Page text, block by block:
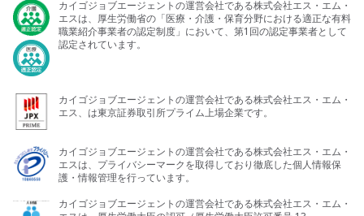
カイゴジョブエージェントの運営会社である株式会社エス・エム・
エスは、厚生労働省の「医療・介護・保育分野における適正な有料
職業紹介事業者の認定制度」において、第1回の認定事業者として
認定されています。
カイゴジョブエージェントの運営会社である株式会社エス・エム・
エス、は東京証券取引所プライム上場企業です。
カイゴジョブエージェントの運営会社である株式会社エス・エム・
エスは、プライバシーマークを取得しており徹底した個人情報保
護・情報管理を行っています。
カイゴジョブエージェントの運営会社である株式会社エス・エム・